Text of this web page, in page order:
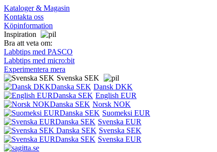
Kataloger & Magasin
Kontakta oss
Köpinformation
Inspiration
Bra att veta om:
Labbtips med PASCO
Labbtips med micro:bit
Experimentera mera
Svenska SEK
Dansk DKK
English EUR
Norsk NOK
Suomeksi EUR
Svenska EUR
Svenska SEK
Svenska EUR